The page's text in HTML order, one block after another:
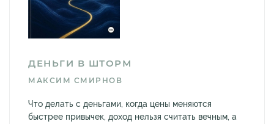
ДЕНЬГИ В ШТОРМ
МАКСИМ СМИРНОВ
Что делать с деньгами, когда цены меняются
быстрее привычек, доход нельзя считать вечным, а